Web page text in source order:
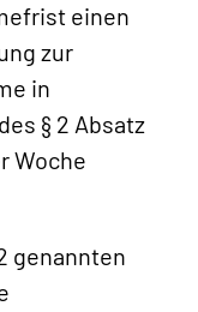
einen
zur
in
§ 2 Absatz
Woche
genannten